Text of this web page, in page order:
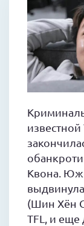
Квона.
(Шин Хён
TFL, и